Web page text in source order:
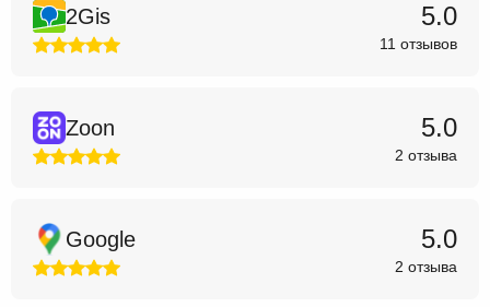
2Gis 5.0
11 отзывов
Zoon 5.0
2 отзыва
Google 5.0
2 отзыва